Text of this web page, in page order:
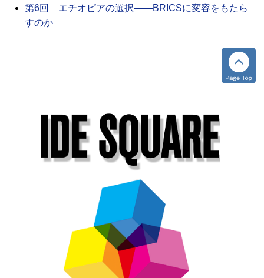
第6回 エチオピアの選択――BRICSに変容をもたら
すのか